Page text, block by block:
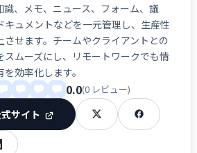
識、メモ、ニュース、フォーム、議
キュメントなどを一元管理し、生産性
させます。チームやクライアントとの
スムーズにし、リモートワークでも情
を効率化します。
0.0(0 レビュー)
サイト